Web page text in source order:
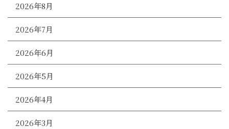
2026年8月
2026年7月
2026年6月
2026年5月
2026年4月
2026年3月